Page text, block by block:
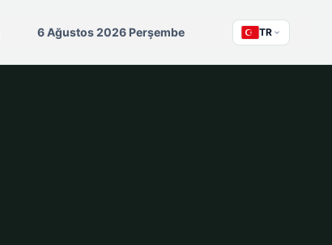
6 Ağustos 2026 Perşembe TR